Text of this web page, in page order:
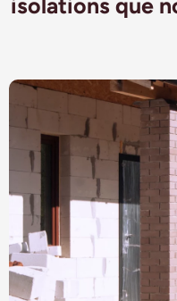
isolations que